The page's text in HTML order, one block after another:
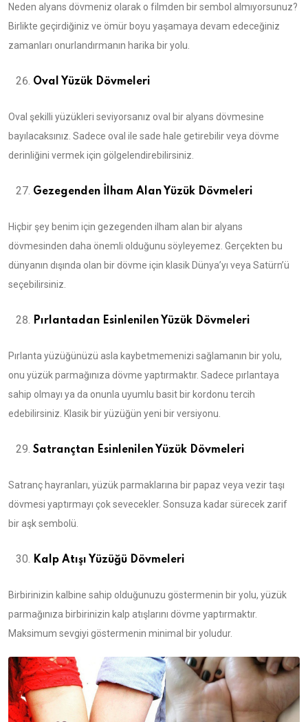
Neden alyans dövmeniz olarak o filmden bir sembol almıyorsunuz?
Birlikte geçirdiğiniz ve ömür boyu yaşamaya devam edeceğiniz
zamanları onurlandırmanın harika bir yolu.
Oval Yüzük Dövmeleri
Oval şekilli yüzükleri seviyorsanız oval bir alyans dövmesine
bayılacaksınız. Sadece oval ile sade hale getirebilir veya dövme
derinliğini vermek için gölgelendirebilirsiniz.
Gezegenden İlham Alan Yüzük Dövmeleri
Hiçbir şey benim için gezegenden ilham alan bir alyans
dövmesinden daha önemli olduğunu söyleyemez. Gerçekten bu
dünyanın dışında olan bir dövme için klasik Dünya’yı veya Satürn’ü
seçebilirsiniz.
Pırlantadan Esinlenilen Yüzük Dövmeleri
Pırlanta yüzüğünüzü asla kaybetmemenizi sağlamanın bir yolu,
onu yüzük parmağınıza dövme yaptırmaktır. Sadece pırlantaya
sahip olmayı ya da onunla uyumlu basit bir kordonu tercih
edebilirsiniz. Klasik bir yüzüğün yeni bir versiyonu.
Satrançtan Esinlenilen Yüzük Dövmeleri
Satranç hayranları, yüzük parmaklarına bir papaz veya vezir taşı
dövmesi yaptırmayı çok sevecekler. Sonsuza kadar sürecek zarif
bir aşk sembolü.
Kalp Atışı Yüzüğü Dövmeleri
Birbirinizin kalbine sahip olduğunuzu göstermenin bir yolu, yüzük
parmağınıza birbirinizin kalp atışlarını dövme yaptırmaktır.
Maksimum sevgiyi göstermenin minimal bir yoludur.